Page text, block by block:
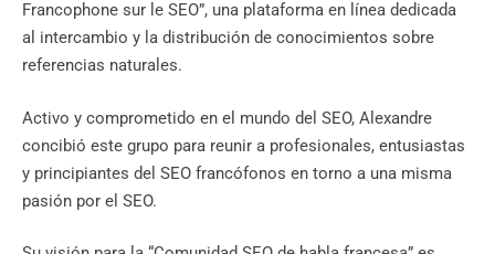
Francophone sur le SEO”, una plataforma en línea dedicada
al intercambio y la distribución de conocimientos sobre
referencias naturales.
Activo y comprometido en el mundo del SEO, Alexandre
concibió este grupo para reunir a profesionales, entusiastas
y principiantes del SEO francófonos en torno a una misma
pasión por el SEO.